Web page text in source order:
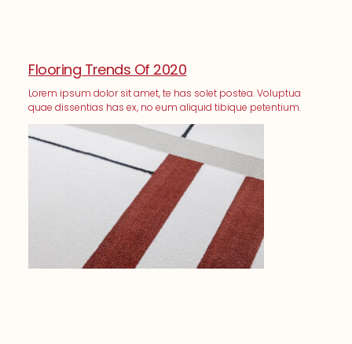
Flooring Trends Of 2020
Lorem ipsum dolor sit amet, te has solet postea. Voluptua
quae dissentias has ex, no eum aliquid tibique petentium.